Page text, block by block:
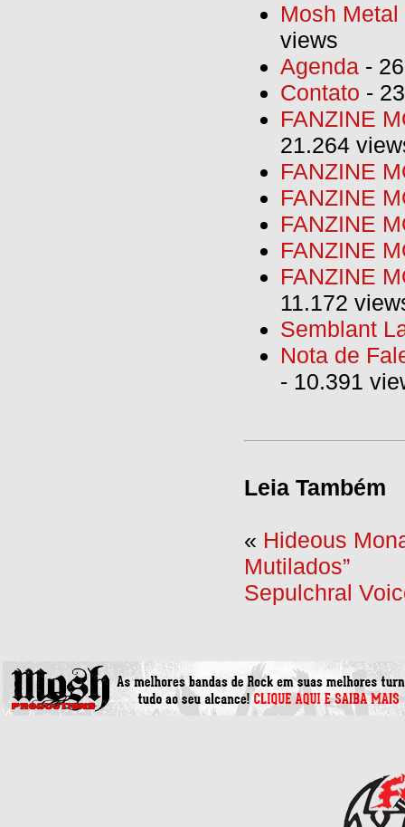
Mosh
views
Agenda -
Contato -
FANZINE
21.264
FANZINE
FANZINE
FANZINE
FANZINE
FANZINE
11.172
Semblant
Nota de
- 10.391
Leia Também
« Hideous
Mutilados”
Sepulchral